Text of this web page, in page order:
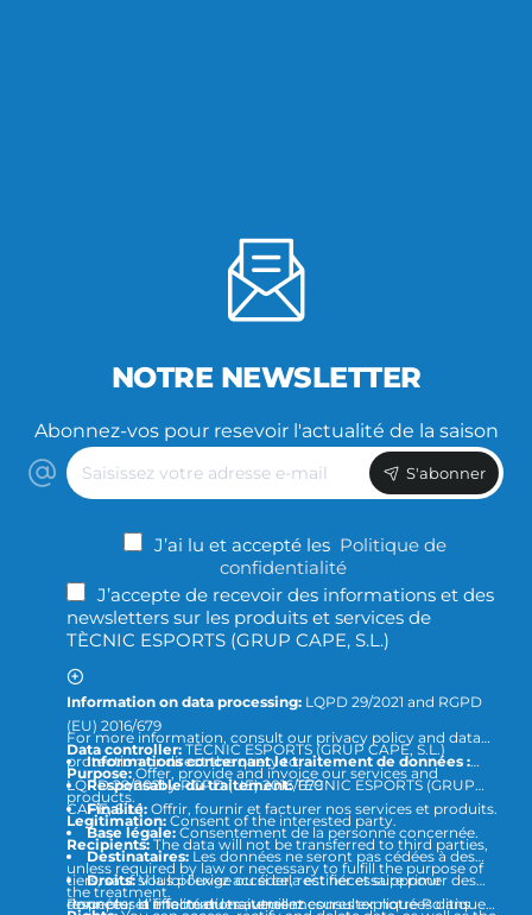
NOTRE NEWSLETTER
Abonnez-vos pour resevoir l'actualité de la saison
Saisissez
votre
adresse
S'abonner
J’ai lu et accepté les Politique de
confidentialité
J’accepte de recevoir des informations et des
newsletters sur les produits et services de
TÈCNIC ESPORTS (GRUP CAPE, S.L.)
Information on data processing: LQPD 29/2021 and RGPD
(EU) 2016/679
Data controller: TÈCNIC ESPORTS (GRUP CAPE, S.L.)
Purpose: Offer, provide and invoice our services and
products.
Legitimation: Consent of the interested party.
Recipients: The data will not be transferred to third parties,
unless required by law or necessary to fulfill the purpose of
the treatment.
For more information, consult our privacy policy and data
protection or direct the query to
Informations concernant le traitement de données :
LQPD 29/2021 y RGPD (UE) 2016/679
Responsable du traitement:TÈCNIC ESPORTS (GRUP
CAPE, S.L.)
Finalité: Offrir, fournir et facturer nos services et produits.
Base légale: Consentement de la personne concernée.
Destinataires: Les données ne seront pas cédées à des
tiers, sauf si la loi l’exige ou si cela est nécessaire pour
respecter la finalité du traitement.
Droits:Vous pouvez accéder, rectifier et supprimer des
données, et effectuer les autres mesures expliquées dans
Pour plus d’informations, veuillez consulter notre Politique